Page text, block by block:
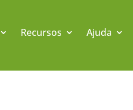
Recursos Ajuda